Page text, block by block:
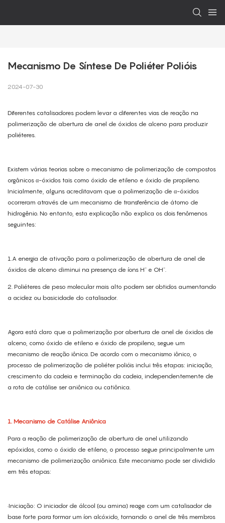
Mecanismo De Síntese De Poliéter Polióis
2024-07-30
Diferentes catalisadores podem levar a diferentes vias de reação na
polimerização de abertura de anel de óxidos de alceno para produzir
poliéteres.
Existem várias teorias sobre o mecanismo de polimerização de compostos
orgânicos α-óxidos tais como óxido de etileno e óxido de propileno.
Inicialmente, alguns acreditavam que a polimerização de α-óxidos
ocorreram através de um mecanismo de transferência de átomo de
hidrogênio. No entanto, esta explicação não explica os dois fenômenos
seguintes:
1.A energia de ativação para a polimerização de abertura de anel de
óxidos de alceno diminui na presença de íons H⁻ e OH⁻.
2. Poliéteres de peso molecular mais alto podem ser obtidos aumentando
a acidez ou basicidade do catalisador.
Agora está claro que a polimerização por abertura de anel de óxidos de
alceno, como óxido de etileno e óxido de propileno, segue um
mecanismo de reação iônica. De acordo com o mecanismo iônico, o
processo de polimerização de poliéter polióis inclui três etapas: iniciação,
crescimento da cadeia e terminação da cadeia, independentemente de
a rota de catálise ser aniônica ou catiônica.
1. Mecanismo de Catálise Aniônica
Para a reação de polimerização de abertura de anel utilizando
epóxidos, como o óxido de etileno, o processo segue principalmente um
mecanismo de polimerização aniônica. Este mecanismo pode ser dividido
em três etapas:
·Iniciação: O iniciador de álcool (ou amina) reage com um catalisador de
base forte para formar um íon alcóxido, tornando o anel de três membros